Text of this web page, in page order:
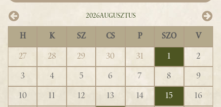
2026Augusztus
H K SZ CS P SZO V
27 28 29 30 31 1
2
3
4 5 6 7 8
9
10
11 12 13 14 15
16